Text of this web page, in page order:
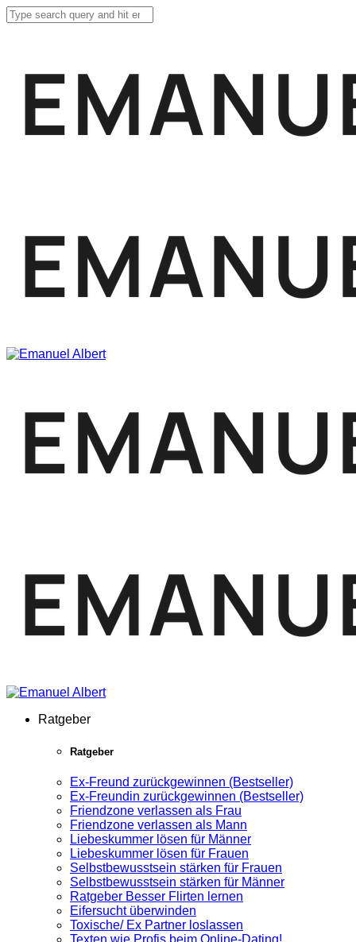
Ratgeber
Ratgeber
Ex-Freund zurückgewinnen (Bestseller)
Ex-Freundin zurückgewinnen (Bestseller)
Friendzone verlassen als Frau
Friendzone verlassen als Mann
Liebeskummer lösen für Männer
Liebeskummer lösen für Frauen
Selbstbewusstsein stärken für Frauen
Selbstbewusstsein stärken für Männer
Ratgeber Besser Flirten lernen
Eifersucht überwinden
Toxische/ Ex Partner loslassen